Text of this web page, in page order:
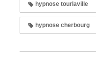
hypnose tourlaville
hypnose cherbourg